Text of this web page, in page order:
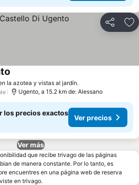
Compartir
la azotea y vistas al jardín.
Ugento, a 15.2 km de: Alessano
los precios exactos
Ver precios
Ver más
que recibe trivago de las páginas
de manera constante. Por lo tanto, es
encuentres en una página web de reserva
en trivago.